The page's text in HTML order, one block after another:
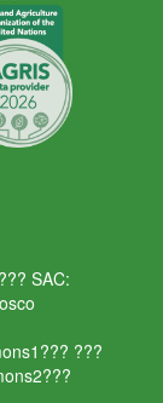
SAC:
???